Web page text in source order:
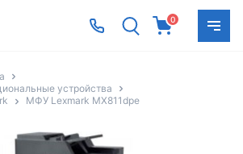
0
устройства
МФУ Lexmark MX811dpe